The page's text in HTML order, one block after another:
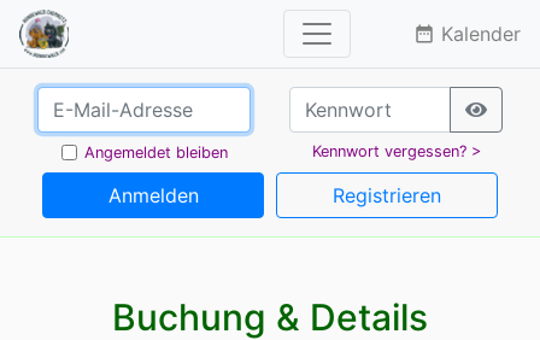
date_range Kalender
Angemeldet bleiben Kennwort vergessen? >
Anmelden Registrieren
Buchung & Details